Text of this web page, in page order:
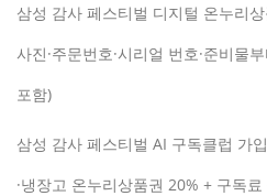
삼성 감사 페스티벌 디지털 온누리
사진·주문번호·시리얼 번호·준비물
포함)
삼성 감사 페스티벌 AI 구독클럽 가
·냉장고 온누리상품권 20% + 구독